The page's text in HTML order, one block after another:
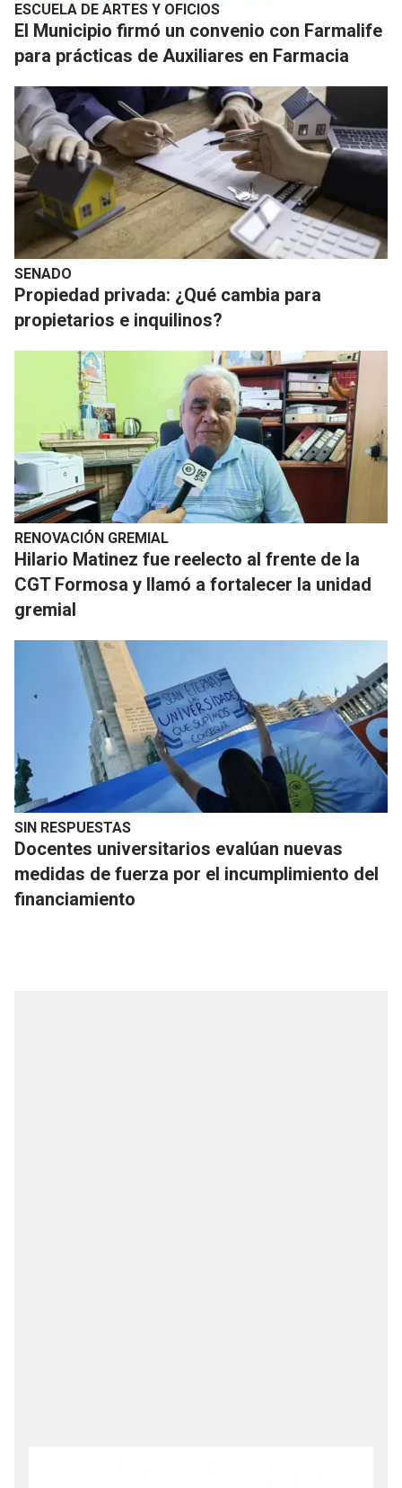
ESCUELA DE ARTES Y OFICIOS
El Municipio firmó un convenio con Farmalife
para prácticas de Auxiliares en Farmacia
SENADO
Propiedad privada: ¿Qué cambia para
propietarios e inquilinos?
RENOVACIÓN GREMIAL
Hilario Matinez fue reelecto al frente de la
CGT Formosa y llamó a fortalecer la unidad
gremial
SIN RESPUESTAS
Docentes universitarios evalúan nuevas
medidas de fuerza por el incumplimiento del
financiamiento